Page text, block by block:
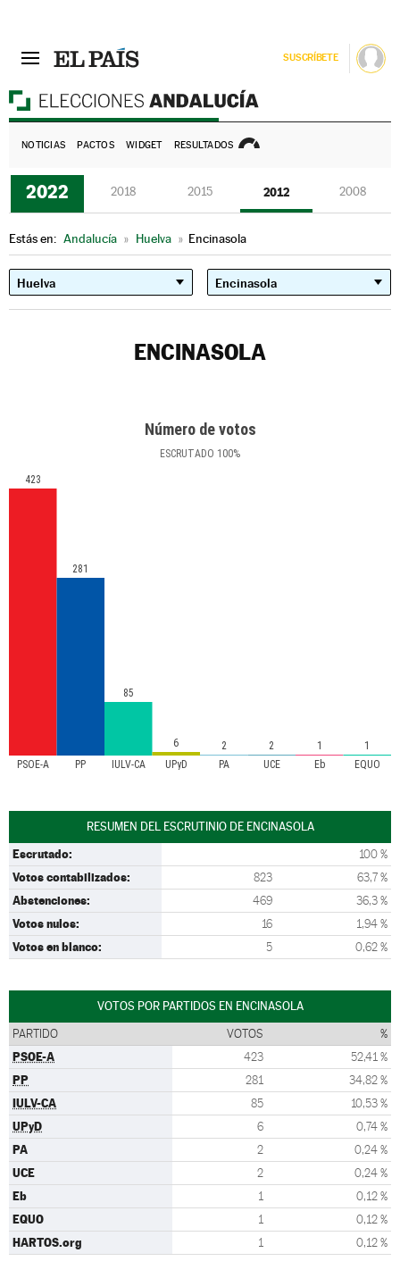
SUSCRÍBETE
NOTICIAS PACTOS WIDGET RESULTADOS
2022 2018 2015 2012 2008
Estás en: Andalucía » Huelva » Encinasola
ENCINASOLA
Número de votos
ESCRUTADO 100%
PSOE-A PP IULV-CA UPyD PA UCE Eb EQUO
423
281
85
6 2 2 1 1
RESUMEN DEL ESCRUTINIO DE ENCINASOLA
Escrutado: 100 %
Votos contabilizados: 823 63,7 %
Abstenciones: 469 36,3 %
Votos nulos: 16 1,94 %
Votos en blanco: 5 0,62 %
VOTOS POR PARTIDOS EN ENCINASOLA
PARTIDO VOTOS %
PSOE-A 423 52,41 %
PP 281 34,82 %
IULV-CA 85 10,53 %
UPyD 6 0,74 %
PA 2 0,24 %
UCE 2 0,24 %
Eb 1 0,12 %
EQUO 1 0,12 %
HARTOS.org 1 0,12 %